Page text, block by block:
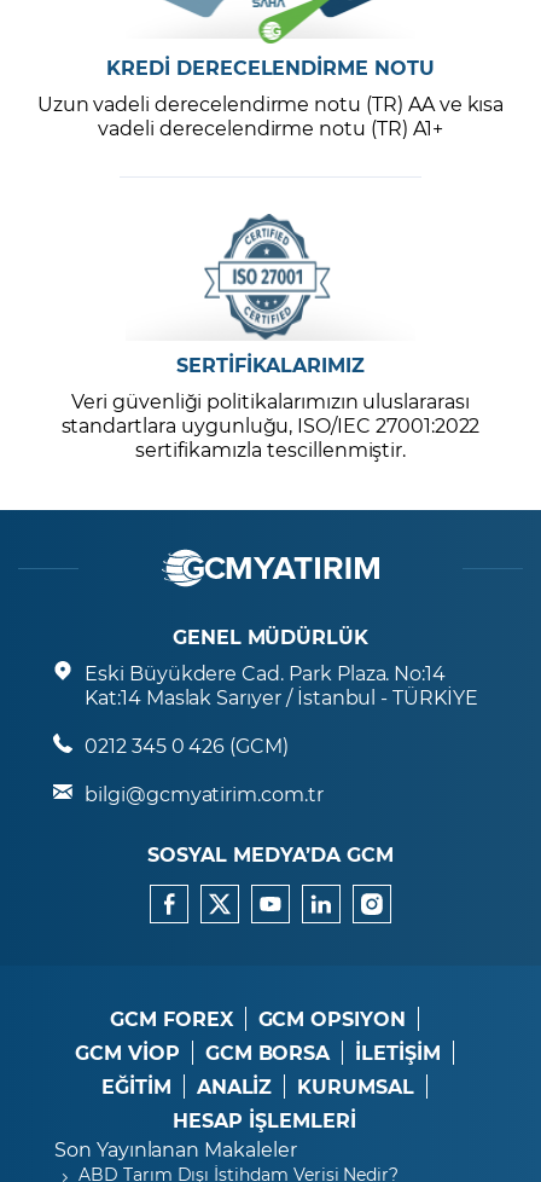
KREDİ DERECELENDİRME NOTU
Uzun vadeli derecelendirme notu (TR) AA ve kısa
vadeli derecelendirme notu (TR) A1+
SERTİFİKALARIMIZ
Veri güvenliği politikalarımızın uluslararası
standartlara uygunluğu, ISO/IEC 27001:2022
sertifikamızla tescillenmiştir.
GENEL MÜDÜRLÜK
Eski Büyükdere Cad. Park Plaza. No:14
Kat:14 Maslak Sarıyer / İstanbul - TÜRKİYE
0212 345 0 426 (GCM)
bilgi@gcmyatirim.com.tr
SOSYAL MEDYA’DA GCM
GCM FOREX
GCM OPSIYON
GCM VİOP
GCM BORSA
İLETİŞİM
EĞİTİM
ANALİZ
KURUMSAL
HESAP İŞLEMLERİ
Son Yayınlanan Makaleler
ABD Tarım Dışı İstihdam Verisi Nedir?